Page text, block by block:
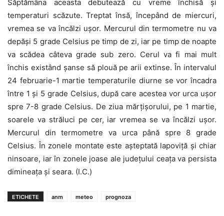
Săptămâna aceasta debutează cu vreme închisă și
temperaturi scăzute. Treptat însă, începând de miercuri,
vremea se va încălzi ușor. Mercurul din termometre nu va
depăși 5 grade Celsius pe timp de zi, iar pe timp de noapte
va scădea câteva grade sub zero. Cerul va fi mai mult
închis existând șanse să plouă pe arii extinse. În intervalul
24 februarie-1 martie temperaturile diurne se vor încadra
între 1 și 5 grade Celsius, după care acestea vor urca ușor
spre 7-8 grade Celsius. De ziua mărțișorului, pe 1 martie,
soarele va străluci pe cer, iar vremea se va încălzi ușor.
Mercurul din termometre va urca până spre 8 grade
Celsius. În zonele montate este așteptată lapoviță și chiar
ninsoare, iar în zonele joase ale județului ceața va persista
dimineața și seara. (I.C.)
ETICHETE anm meteo prognoza